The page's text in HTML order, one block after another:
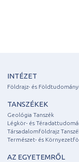
INTÉZET
Földrajz- és
TANSZÉKEK
Geológia Tanszék
Légkör- és
Társadalomföldrajz
Természet- és
AZ EGYETEMRŐL